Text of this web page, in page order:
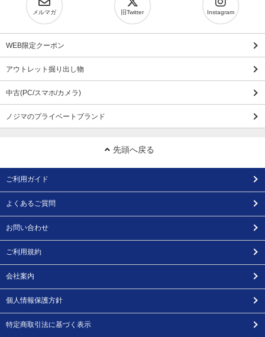
メルマガ 旧Twitter Instagram
WEB限定クーポン
アウトレット掘り出し物
中古(PC/スマホ/カメラ)
ノジマのプライベートブランド
先頭へ戻る
ご利用ガイド
よくあるご質問
お問い合わせ
ご利用規約
会社案内
個人情報保護方針
特定商取引法に基づく表示